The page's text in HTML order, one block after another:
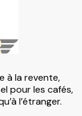
à la revente,
pour les cafés,
l’étranger.